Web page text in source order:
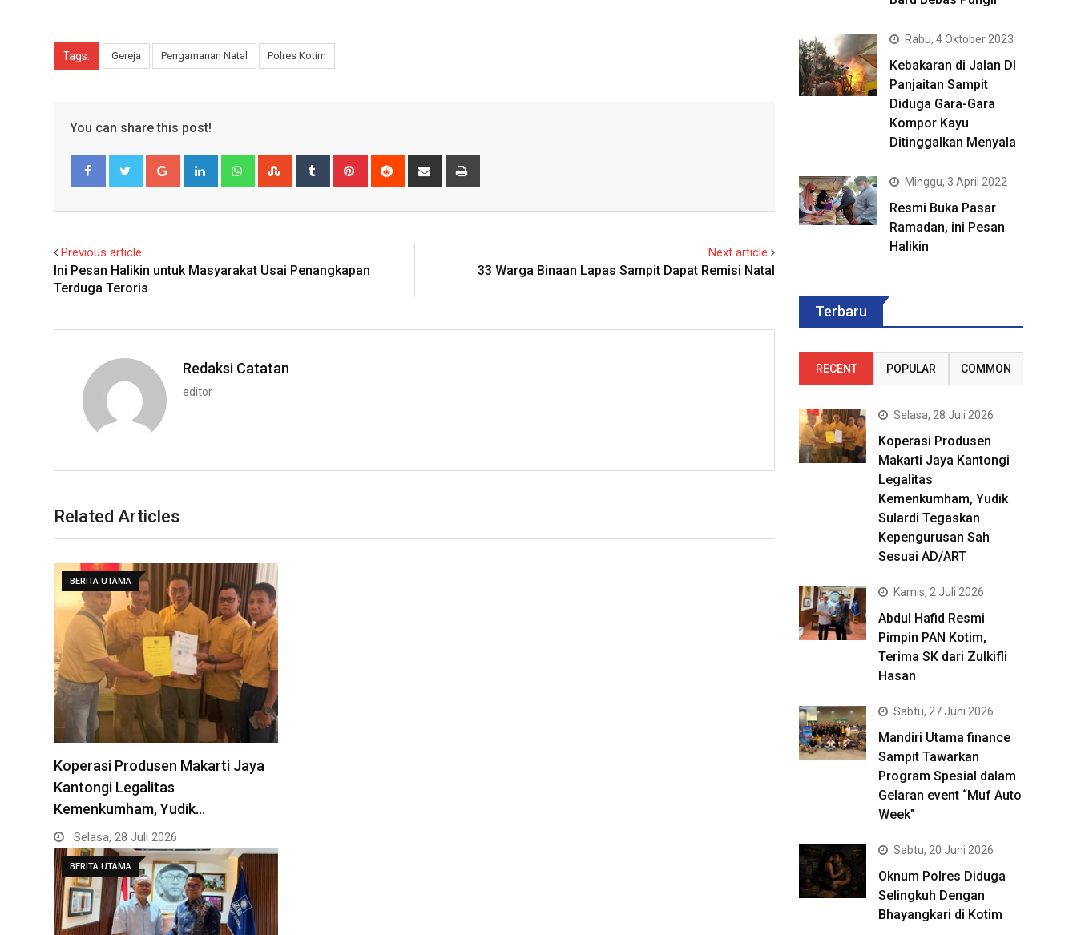
Tags: Gereja Pengamanan Natal Polres Kotim
You can share this post!
Google+ LinkedIn WhatsappStumbleUpon
Tumblr Pinterest Reddit
Share
Previous article
Ini Pesan Halikin untuk Masyarakat Usai Penangkapan
Terduga Teroris
Next article
33 Warga Binaan Lapas Sampit Dapat Remisi Natal
Redaksi Catatan
editor
Related Articles
BERITA UTAMA
Koperasi Produsen Makarti Jaya
Kantongi Legalitas
Kemenkumham, Yudik…
Selasa, 28 Juli 2026
BERITA UTAMA
Rabu, 4 Oktober 2023
Kebakaran di Jalan DI
Panjaitan Sampit
Diduga Gara-Gara
Kompor Kayu
Ditinggalkan Menyala
Minggu, 3 April 2022
Resmi Buka Pasar
Ramadan, ini Pesan
Halikin
Terbaru
RECENT POPULAR COMMON
Selasa, 28 Juli 2026
Koperasi Produsen
Makarti Jaya Kantongi
Legalitas
Kemenkumham, Yudik
Sulardi Tegaskan
Kepengurusan Sah
Sesuai AD/ART
Kamis, 2 Juli 2026
Abdul Hafid Resmi
Pimpin PAN Kotim,
Terima SK dari Zulkifli
Hasan
Sabtu, 27 Juni 2026
Mandiri Utama finance
Sampit Tawarkan
Program Spesial dalam
Gelaran event “Muf Auto
Week”
Sabtu, 20 Juni 2026
Oknum Polres Diduga
Selingkuh Dengan
Bhayangkari di Kotim